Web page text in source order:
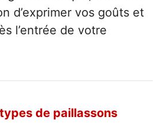
d’exprimer vos goûts et
l’entrée de votre
de paillassons